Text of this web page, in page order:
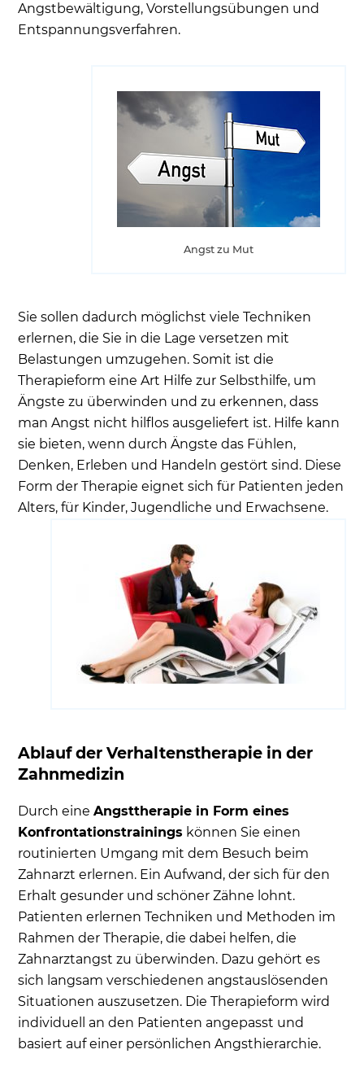
Angstbewältigung, Vorstellungsübungen und
Entspannungsverfahren.
Angst zu Mut
Sie sollen dadurch möglichst viele Techniken
erlernen, die Sie in die Lage versetzen mit
Belastungen umzugehen. Somit ist die
Therapieform eine Art Hilfe zur Selbsthilfe, um
Ängste zu überwinden und zu erkennen, dass
man Angst nicht hilflos ausgeliefert ist. Hilfe kann
sie bieten, wenn durch Ängste das Fühlen,
Denken, Erleben und Handeln gestört sind. Diese
Form der Therapie eignet sich für Patienten jeden
Alters, für Kinder, Jugendliche und Erwachsene.
Ablauf der Verhaltenstherapie in der
Zahnmedizin
Durch eineAngsttherapie in Form eines
Konfrontationstrainings können Sie einen
routinierten Umgang mit dem Besuch beim
Zahnarzt erlernen. Ein Aufwand, der sich für den
Erhalt gesunder und schöner Zähne lohnt.
Patienten erlernen Techniken und Methoden im
Rahmen der Therapie, die dabei helfen, die
Zahnarztangst zu überwinden. Dazu gehört es
sich langsam verschiedenen angstauslösenden
Situationen auszusetzen. Die Therapieform wird
individuell an den Patienten angepasst und
basiert auf einer persönlichen Angsthierarchie.